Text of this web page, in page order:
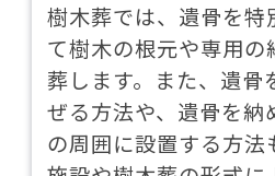
樹木葬では、遺骨を特
て樹木の根元や専用の
葬します。また、遺骨
ぜる方法や、遺骨を納
の周囲に設置する方法